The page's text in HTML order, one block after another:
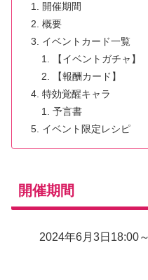
開催期間
概要
イベントカード一覧
【イベントガチャ】
【報酬カード】
特効覚醒キャラ
予言書
イベント限定レシピ
開催期間
2024年6月3日18:00